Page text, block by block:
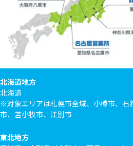
北海道地方
北海道
※対象エリアは札幌市全域、小樽市、石
市、苫小牧市、江別市
東北地方